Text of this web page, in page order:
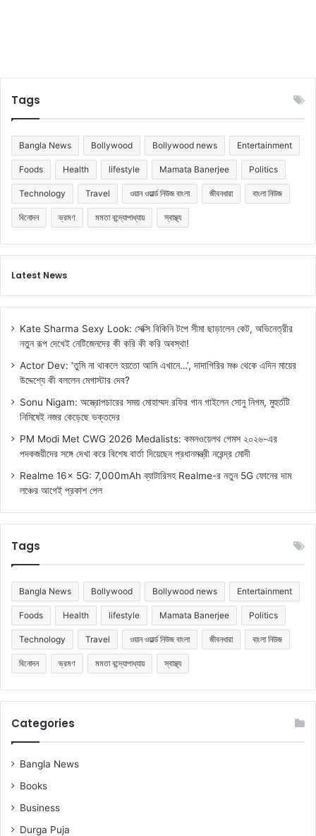
Tags
Bangla News Bollywood Bollywood news Entertainment
Foods Health lifestyle Mamata Banerjee Politics
Technology Travel ওয়ান ওয়ার্ল্ড নিউজ বাংলা জীবনধারা বাংলা নিউজ
বিনোদন ভ্রমণ মমতা বন্দ্যোপাধ্যায় স্বাস্থ্য
Latest News
Kate Sharma Sexy Look: সেক্সি বিকিনি টপে সীমা ছাড়ালেন কেট, অভিনেত্রীর
নতুন রূপ দেখেই নেটিজেনদের কী করি কী করি অবস্থা!
Actor Dev: ‘তুমি না থাকলে হয়তো আমি এখানে…’, দাদাগিরির মঞ্চ থেকে এদিন মায়ের
উদ্দেশ্যে কী বললেন মেগাস্টার দেব?
Sonu Nigam: অস্ত্রোপচারের সময় মোহাম্মদ রফির গান গাইলেন সোনু নিগম, মুহুর্তটি
নিমিষেই নজর কেড়েছে ভক্তদের
PM Modi Met CWG 2026 Medalists: কমনওয়েলথ গেমস ২০২৬-এর
পদকজয়ীদের সঙ্গে দেখা করে বিশেষ বার্তা দিয়েছেন প্রধানমন্ত্রী নরেন্দ্র মোদী
Realme 16x 5G: 7,000mAh ব্যাটারিসহ Realme-র নতুন 5G ফোনের দাম
লঞ্চের আগেই প্রকাশ পেল
Tags
Bangla News Bollywood Bollywood news Entertainment
Foods Health lifestyle Mamata Banerjee Politics
Technology Travel ওয়ান ওয়ার্ল্ড নিউজ বাংলা জীবনধারা বাংলা নিউজ
বিনোদন ভ্রমণ মমতা বন্দ্যোপাধ্যায় স্বাস্থ্য
Categories
Bangla News
Books
Business
Durga Puja